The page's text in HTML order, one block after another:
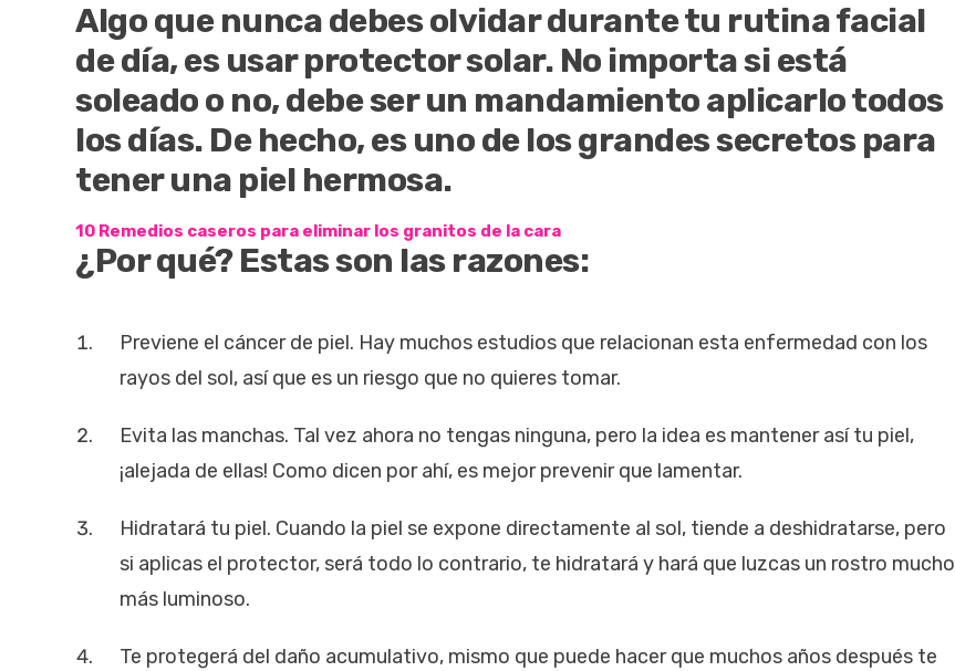
Algo que nunca debes olvidar durante tu rutina facial
de día, es usar protector solar. No importa si está
soleado o no, debe ser un mandamiento aplicarlo todos
los días. De hecho, es uno de los grandes secretos para
tener una piel hermosa.
10 Remedios caseros para eliminar los granitos de la cara
¿Por qué? Estas son las razones:
Previene el cáncer de piel. Hay muchos estudios que relacionan esta enfermedad con los
rayos del sol, así que es un riesgo que no quieres tomar.
Evita las manchas. Tal vez ahora no tengas ninguna, pero la idea es mantener así tu piel,
¡alejada de ellas! Como dicen por ahí, es mejor prevenir que lamentar.
Hidratará tu piel. Cuando la piel se expone directamente al sol, tiende a deshidratarse, pero
si aplicas el protector, será todo lo contrario, te hidratará y hará que luzcas un rostro mucho
más luminoso.
Te protegerá del daño acumulativo, mismo que puede hacer que muchos años después te